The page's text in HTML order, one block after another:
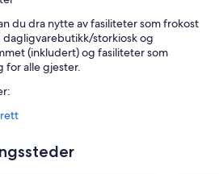
du dra nytte av fasiliteter som frokost
storkiosk og
(inkludert) og fasiliteter som
for alle gjester.